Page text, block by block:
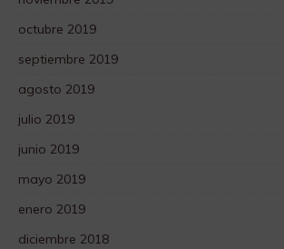
octubre 2019
septiembre 2019
agosto 2019
julio 2019
junio 2019
mayo 2019
enero 2019
diciembre 2018